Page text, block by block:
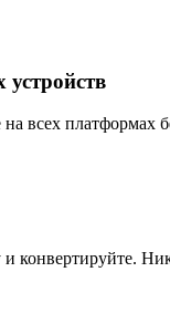
устройств
на всех платформах
и конвертируйте.